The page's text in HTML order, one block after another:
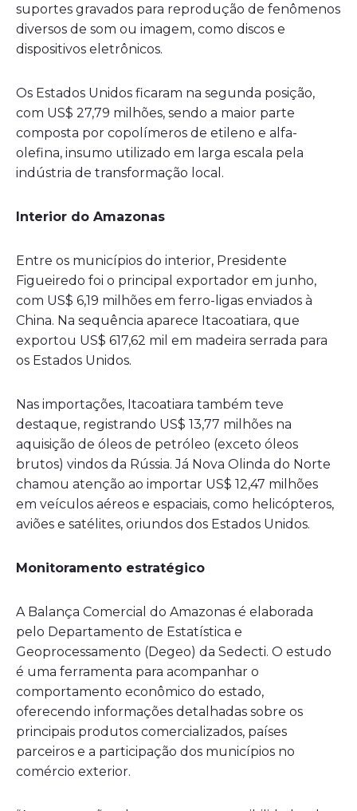
suportes gravados para reprodução de fenômenos
diversos de som ou imagem, como discos e
dispositivos eletrônicos.
Os Estados Unidos ficaram na segunda posição,
com US$ 27,79 milhões, sendo a maior parte
composta por copolímeros de etileno e alfa-
olefina, insumo utilizado em larga escala pela
indústria de transformação local.
Interior do Amazonas
Entre os municípios do interior, Presidente
Figueiredo foi o principal exportador em junho,
com US$ 6,19 milhões em ferro-ligas enviados à
China. Na sequência aparece Itacoatiara, que
exportou US$ 617,62 mil em madeira serrada para
os Estados Unidos.
Nas importações, Itacoatiara também teve
destaque, registrando US$ 13,77 milhões na
aquisição de óleos de petróleo (exceto óleos
brutos) vindos da Rússia. Já Nova Olinda do Norte
chamou atenção ao importar US$ 12,47 milhões
em veículos aéreos e espaciais, como helicópteros,
aviões e satélites, oriundos dos Estados Unidos.
Monitoramento estratégico
A Balança Comercial do Amazonas é elaborada
pelo Departamento de Estatística e
Geoprocessamento (Degeo) da Sedecti. O estudo
é uma ferramenta para acompanhar o
comportamento econômico do estado,
oferecendo informações detalhadas sobre os
principais produtos comercializados, países
parceiros e a participação dos municípios no
comércio exterior.